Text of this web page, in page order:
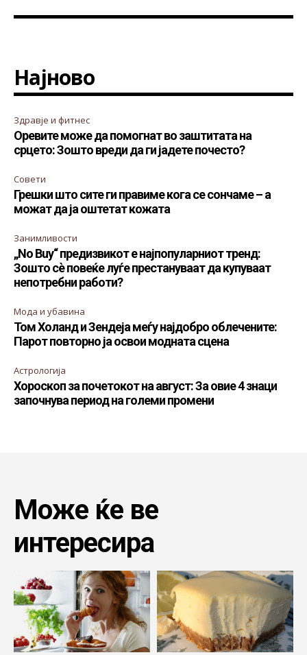
Најново
Здравје и фитнес
Оревите може да помогнат во заштитата на
срцето: Зошто вреди да ги јадете почесто?
Совети
Грешки што сите ги правиме кога се сончаме – а
можат да ја оштетат кожата
Занимливости
„No Buy“ предизвикот е најпопуларниот тренд:
Зошто сè повеќе луѓе престануваат да купуваат
непотребни работи?
Мода и убавина
Том Холанд и Зендеја меѓу најдобро облечените:
Парот повторно ја освои модната сцена
Астрологија
Хороскоп за почетокот на август: За овие 4 знаци
започнува период на големи промени
Може ќе ве
интересира